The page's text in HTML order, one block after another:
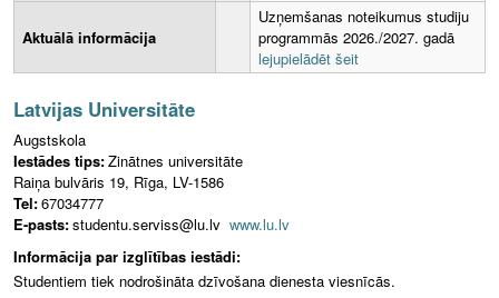
Aktuālā informācija
Uzņemšanas noteikumus studiju
programmās 2026./2027. gadā
lejupielādēt šeit
Latvijas Universitāte
Augstskola
Iestādes tips:Zinātnes universitāte
Raiņa bulvāris 19, Rīga, LV-1586
Tel:67034777
E-pasts:studentu.serviss@lu.lv www.lu.lv
Informācija par izglītības iestādi:
Studentiem tiek nodrošināta dzīvošana dienesta viesnīcās.